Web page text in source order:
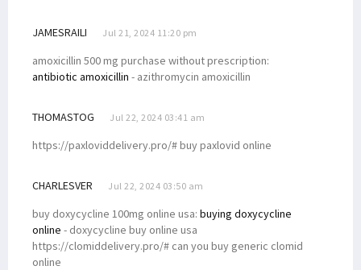
JAMESRAILI Jul 21, 2024 11:20 pm
amoxicillin 500 mg purchase without prescription:
antibiotic amoxicillin - azithromycin amoxicillin
THOMASTOG Jul 22, 2024 03:41 am
https://paxloviddelivery.pro/# buy paxlovid online
CHARLESVER Jul 22, 2024 03:50 am
buy doxycycline 100mg online usa: buying doxycycline
online - doxycycline buy online usa
https://clomiddelivery.pro/# can you buy generic clomid
online